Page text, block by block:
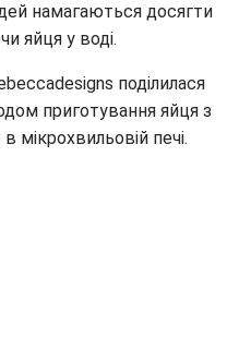
намагаються досягти
яйця у воді.
поділилася
приготування яйця з
печі.